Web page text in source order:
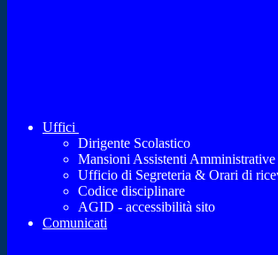
Uffici
Dirigente Scolastico
Mansioni Assistenti Amministrative
Ufficio di Segreteria & Orari di
Codice disciplinare
AGID - accessibilità sito
Comunicati